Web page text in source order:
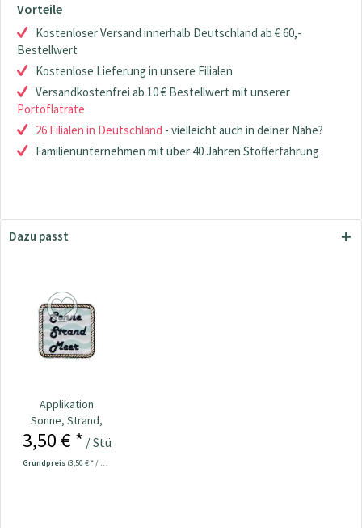
Vorteile
Kostenloser Versand innerhalb Deutschland ab € 60,-
Bestellwert
Kostenlose Lieferung in unsere Filialen
Versandkostenfrei ab 10 € Bestellwert mit unserer
Portoflatrate
26 Filialen in Deutschland - vielleicht auch in deiner Nähe?
Familienunternehmen mit über 40 Jahren Stofferfahrung
Dazu passt
Applikation
Sonne, Strand,
Meer
3,50 € * / Stück
Grundpreis (3,50 € * / 1 Stück)